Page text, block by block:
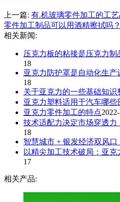
上一篇: 有.机玻璃零件加工的工艺
零件加工制品可以用酒精擦拭吗？
相关新闻:
压克力板的粘接是压克力制
18
亚克力防护罩是自动化生产
18
关于亚克力的一些基础知识
亚克力塑料适用于汽车哪些
亚克力零件加工的特点
技术适配力决定市场穿透力
18
智慧城市 + 银发经济双风口
以精尖加工技术破局：亚克
17
相关产品: